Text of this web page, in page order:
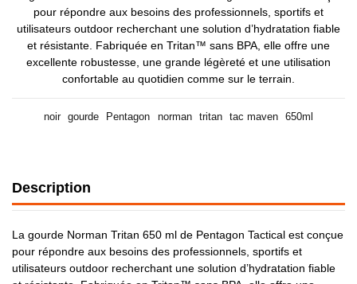
pour répondre aux besoins des professionnels, sportifs et
utilisateurs outdoor recherchant une solution d’hydratation fiable
et résistante. Fabriquée en Tritan™ sans BPA, elle offre une
excellente robustesse, une grande légèreté et une utilisation
confortable au quotidien comme sur le terrain.
noir gourde Pentagon norman tritan tac maven 650ml
Description
La gourde Norman Tritan 650 ml de Pentagon Tactical est conçue
pour répondre aux besoins des professionnels, sportifs et
utilisateurs outdoor recherchant une solution d’hydratation fiable